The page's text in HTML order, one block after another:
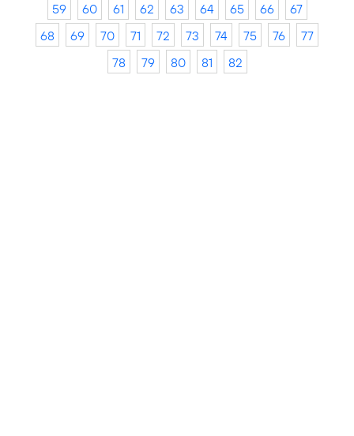
59
60 61 62 63 64 65 66
67
68
69 70 71 72 73 74 75 76
77
78
79 80 81 82